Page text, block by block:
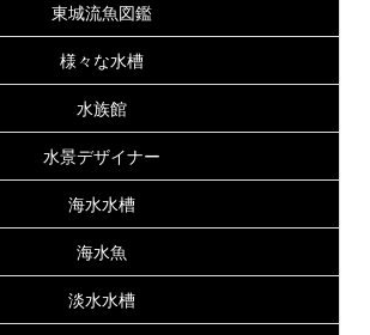
東城流魚図鑑
様々な水槽
水族館
水景デザイナー
海水水槽
海水魚
淡水水槽